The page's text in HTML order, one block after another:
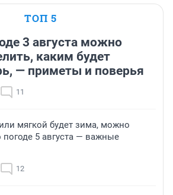
ТОП 5
3 августа можно
каким будет
— приметы и поверья
11
мягкой будет зима, можно
погоде 5 августа — важные
12